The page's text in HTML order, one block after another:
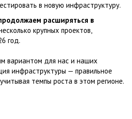
в новую инфраструктуру.
расширяться в
крупных проектов,
год.
вариантом для нас и наших
инфраструктуры — правильное
темпы роста в этом регионе.